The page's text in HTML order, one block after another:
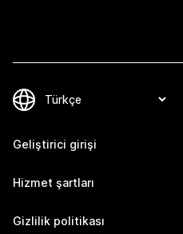
Geliştirici girişi
Hizmet şartları
Gizlilik politikası